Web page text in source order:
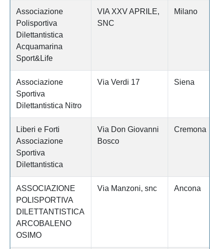
Associazione
Polisportiva
Dilettantistica
Acquamarina
Sport&Life
VIA XXV APRILE,
SNC
Milano
Associazione
Sportiva
Dilettantistica Nitro
Via Verdi 17 Siena
Liberi e Forti
Associazione
Sportiva
Dilettantistica
Via Don Giovanni
Bosco
Cremona
ASSOCIAZIONE
POLISPORTIVA
DILETTANTISTICA
ARCOBALENO
OSIMO
Via Manzoni, snc Ancona